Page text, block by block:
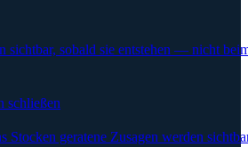
sichtbar, sobald sie entstehen — nicht
schließen
Stocken geratene Zusagen werden